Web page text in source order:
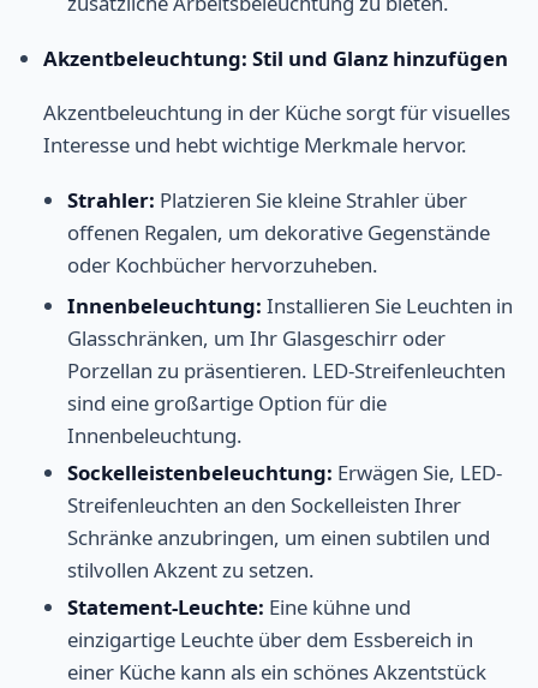
Akzentbeleuchtung: Stil und Glanz hinzufügen
Akzentbeleuchtung in der Küche sorgt für visuelles
Interesse und hebt wichtige Merkmale hervor.
Strahler: Platzieren Sie kleine Strahler über
offenen Regalen, um dekorative Gegenstände
oder Kochbücher hervorzuheben.
Innenbeleuchtung: Installieren Sie Leuchten in
Glasschränken, um Ihr Glasgeschirr oder
Porzellan zu präsentieren. LED-Streifenleuchten
sind eine großartige Option für die
Innenbeleuchtung.
Sockelleistenbeleuchtung: Erwägen Sie, LED-
Streifenleuchten an den Sockelleisten Ihrer
Schränke anzubringen, um einen subtilen und
stilvollen Akzent zu setzen.
Statement-Leuchte: Eine kühne und
einzigartige Leuchte über dem Essbereich in
einer Küche kann als ein schönes Akzentstück